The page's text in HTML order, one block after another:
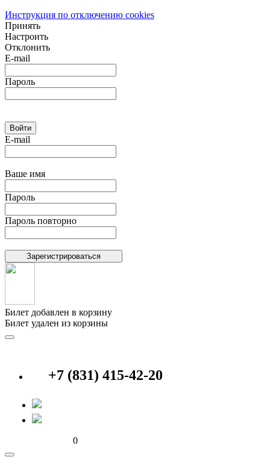
Инструкция по отключению cookies
Принять
Настроить
Отклонить
E-mail
Пароль
E-mail
Ваше имя
Пароль
Пароль повторно
Билет добавлен в корзину
Билет удален из корзины
+7 (831) 415-42-20
0